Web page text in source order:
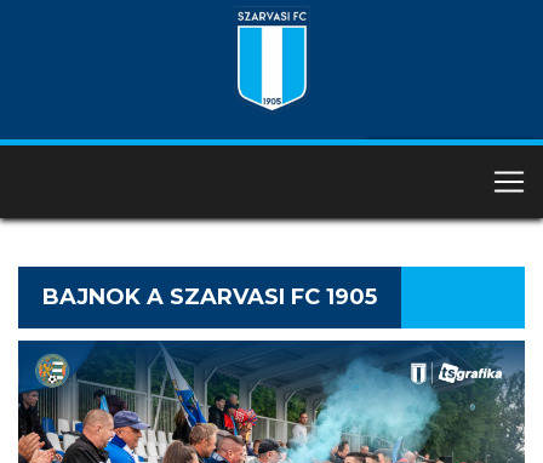
BAJNOK A SZARVASI FC 1905